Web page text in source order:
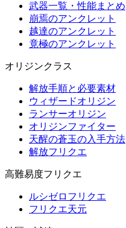
武器一覧・性能まとめ
崩焉のアンクレット
越達のアンクレット
竟極のアンクレット
オリジンクラス
解放手順と必要素材
ウィザードオリジン
ランサーオリジン
オリジンファイター
天醒の蒼玉の入手方法
解放フリクエ
高難易度フリクエ
ルシゼロフリクエ
フリクエ天元